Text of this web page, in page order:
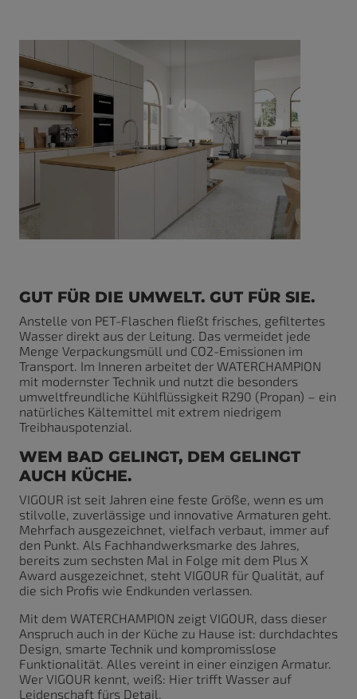
GUT FÜR DIE UMWELT. GUT FÜR SIE.
Anstelle von PET-Flaschen fließt frisches, gefiltertes
Wasser direkt aus der Leitung. Das vermeidet jede
Menge Verpackungsmüll und CO2-Emissionen im
Transport. Im Inneren arbeitet der WATERCHAMPION
mit modernster Technik und nutzt die besonders
umweltfreundliche Kühlflüssigkeit R290 (Propan) – ein
natürliches Kältemittel mit extrem niedrigem
Treibhauspotenzial.
WEM BAD GELINGT, DEM GELINGT
AUCH KÜCHE.
VIGOUR ist seit Jahren eine feste Größe, wenn es um
stilvolle, zuverlässige und innovative Armaturen geht.
Mehrfach ausgezeichnet, vielfach verbaut, immer auf
den Punkt. Als Fachhandwerksmarke des Jahres,
bereits zum sechsten Mal in Folge mit dem Plus X
Award ausgezeichnet, steht VIGOUR für Qualität, auf
die sich Profis wie Endkunden verlassen.
Mit dem WATERCHAMPION zeigt VIGOUR, dass dieser
Anspruch auch in der Küche zu Hause ist: durchdachtes
Design, smarte Technik und kompromisslose
Funktionalität. Alles vereint in einer einzigen Armatur.
Wer VIGOUR kennt, weiß: Hier trifft Wasser auf
Leidenschaft fürs Detail.